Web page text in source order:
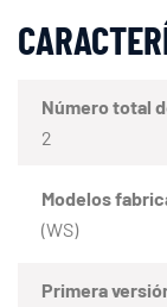
Número total
2
Modelos
(WS)
Primera